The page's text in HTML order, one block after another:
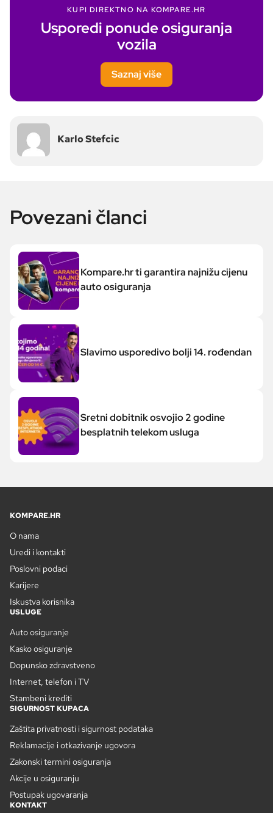
KUPI DIREKTNO NA KOMPARE.HR
Usporedi ponude osiguranja
vozila
Saznaj više
Karlo Stefcic
Povezani članci
Kompare.hr ti garantira najnižu cijenu
auto osiguranja
Slavimo usporedivo bolji 14. rođendan
Sretni dobitnik osvojio 2 godine
besplatnih telekom usluga
KOMPARE.HR
O nama
Uredi i kontakti
Poslovni podaci
Karijere
Iskustva korisnika
USLUGE
Auto osiguranje
Kasko osiguranje
Dopunsko zdravstveno
Internet, telefon i TV
Stambeni krediti
SIGURNOST KUPACA
Zaštita privatnosti i sigurnost podataka
Reklamacije i otkazivanje ugovora
Zakonski termini osiguranja
Akcije u osiguranju
Postupak ugovaranja
KONTAKT